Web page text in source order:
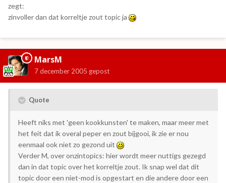
zegt:
zinvoller dan dat korreltje zout topic ja
MarsM
7 december 2005 gepost
Quote
Heeft niks met 'geen kookkunsten' te maken, maar meer met
het feit dat ik overal peper en zout bijgooi, ik zie er nou
eenmaal ook niet zo gezond uit
Verder M, over onzintopics: hier wordt meer nuttigs gezegd
dan in dat topic over het korreltje zout. Ik snap wel dat dit
topic door een niet-mod is opgestart en die andere door een